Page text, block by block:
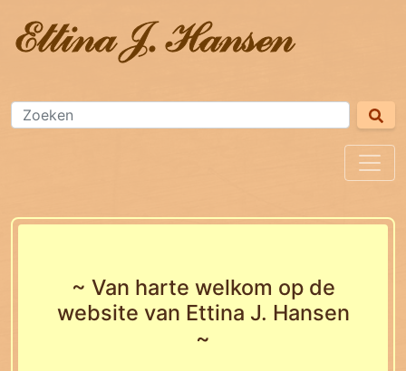
~ Van harte welkom op de
website van Ettina J. Hansen
~